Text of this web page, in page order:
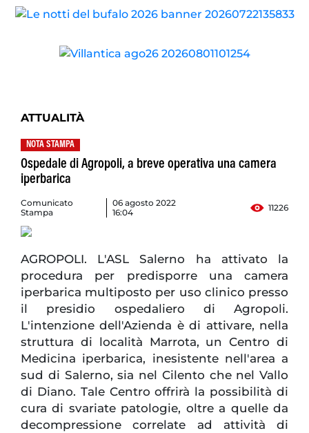
ATTUALITÀ
NOTA STAMPA
Ospedale di Agropoli, a breve operativa una camera
iperbarica
Comunicato
Stampa
06 agosto 2022
16:04
11226
AGROPOLI. L'ASL Salerno ha attivato la
procedura per predisporre una camera
iperbarica multiposto per uso clinico presso
il presidio ospedaliero di Agropoli.
L'intenzione dell'Azienda è di attivare, nella
struttura di località Marrota, un Centro di
Medicina iperbarica, inesistente nell'area a
sud di Salerno, sia nel Cilento che nel Vallo
di Diano. Tale Centro offrirà la possibilità di
cura di svariate patologie, oltre a quelle da
decompressione correlate ad attività di